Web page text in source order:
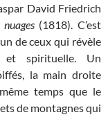
David Friedrich
(1818). C’est
de ceux qui révèle
et spirituelle. Un
la main droite
temps que le
de montagnes qui